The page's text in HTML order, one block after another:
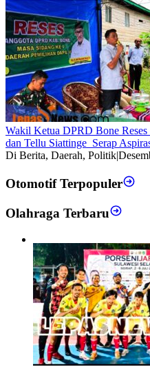
Wakil Ketua DPRD Bone
dan Tellu Siattinge Serap
Di Berita, Daerah, Politik|
Otomotif Terpopuler
Olahraga Terbaru